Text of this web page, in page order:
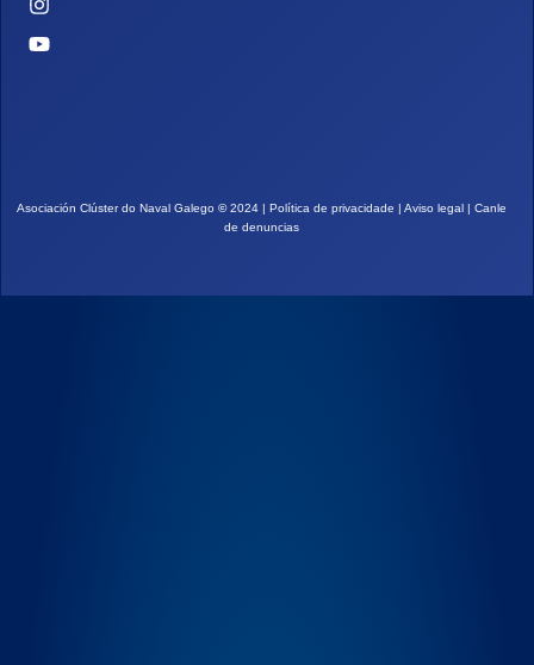
Asociación Clúster do Naval Galego ©2024 | Política de privacidade Aviso legal
Canle
de denuncias